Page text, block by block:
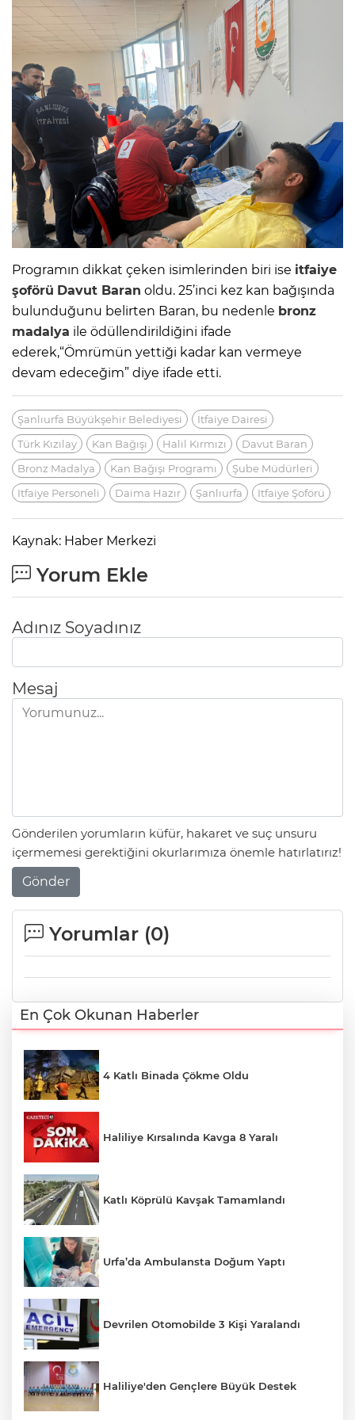
Programın dikkat çeken isimlerinden biri ise itfaiye
şoförü Davut Baran oldu. 25’inci kez kan bağışında
bulunduğunu belirten Baran, bu nedenle bronz
madalya ile ödüllendirildiğini ifade
ederek,“Ömrümün yettiği kadar kan vermeye
devam edeceğim” diye ifade etti.
Şanlıurfa Büyükşehir Belediyesi
Itfaiye Dairesi
Türk Kızılay
Kan Bağışı Halil Kırmızı
Davut Baran
Bronz Madalya
Kan Bağışı Programı
Şube Müdürleri
Itfaiye Personeli
Daima Hazır Şanlıurfa Itfaiye Şoförü
Kaynak: Haber Merkezi
Yorum Ekle
Adınız Soyadınız
Mesaj
Gönderilen yorumların küfür, hakaret ve suç unsuru
içermemesi gerektiğini okurlarımıza önemle hatırlatırız!
Gönder
Yorumlar (0)
En Çok Okunan Haberler
4 Katlı Binada Çökme Oldu
Haliliye Kırsalında Kavga 8 Yaralı
Katlı Köprülü Kavşak Tamamlandı
Urfa’da Ambulansta Doğum Yaptı
Devrilen Otomobilde 3 Kişi Yaralandı
Haliliye'den Gençlere Büyük Destek